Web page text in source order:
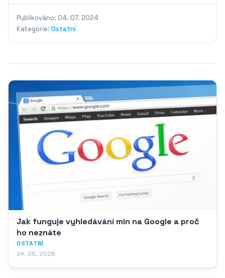
Publikováno: 04. 07. 2024
Kategorie: Ostatní
Jak funguje vyhledávání min na Google a proč
ho neznáte
OSTATNÍ
24. 05. 2026